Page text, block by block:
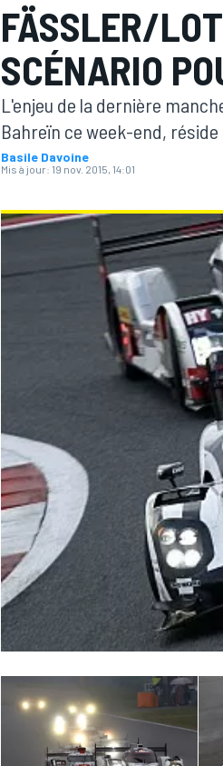
MOTOGP
WRC
FÄSSLER/
SCÉNARIO
L'enjeu de la dernière
Bahreïn ce week-end,
Basile Davoine
Mis à jour: 19 nov. 2015, 14:01